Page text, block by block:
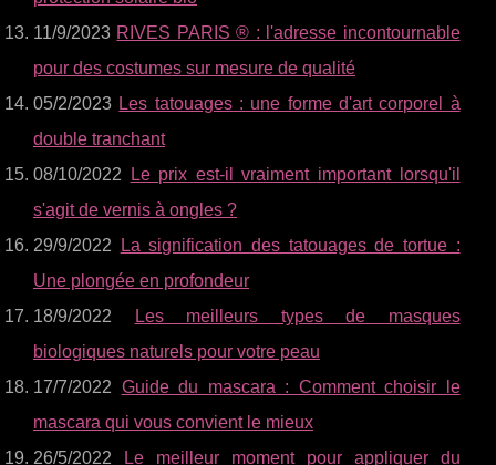
11/9/2023 RIVES PARIS ® : l'adresse incontournable
pour des costumes sur mesure de qualité
05/2/2023 Les tatouages : une forme d'art corporel à
double tranchant
08/10/2022
Le prix est-il vraiment important lorsqu'il
s'agit de vernis à ongles ?
29/9/2022
La signification des tatouages de tortue :
Une plongée en profondeur
18/9/2022
Les meilleurs types de masques
biologiques naturels pour votre peau
17/7/2022 Guide du mascara : Comment choisir le
mascara qui vous convient le mieux
26/5/2022
Le meilleur moment pour appliquer du